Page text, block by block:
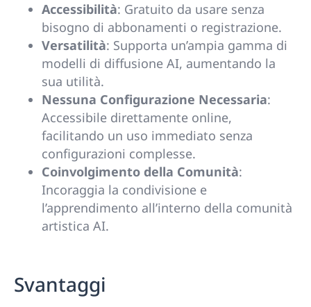
Accessibilità: Gratuito da usare senza
bisogno di abbonamenti o registrazione.
Versatilità: Supporta un’ampia gamma di
modelli di diffusione AI, aumentando la
sua utilità.
Nessuna Configurazione Necessaria:
Accessibile direttamente online,
facilitando un uso immediato senza
configurazioni complesse.
Coinvolgimento della Comunità:
Incoraggia la condivisione e
l’apprendimento all’interno della comunità
artistica AI.
Svantaggi